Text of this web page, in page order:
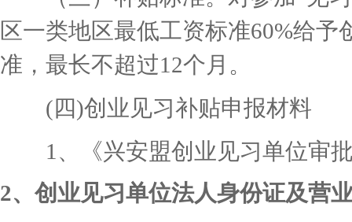
区一类地区最低工资标准60%给
准，最长不超过12个月。
(四)创业见习补贴申报材料
1、《兴安盟创业见习单位审批
2、创业见习单位法人身份证及营